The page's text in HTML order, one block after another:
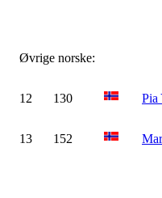
Øvrige norske:
12 130 Pia
13 152